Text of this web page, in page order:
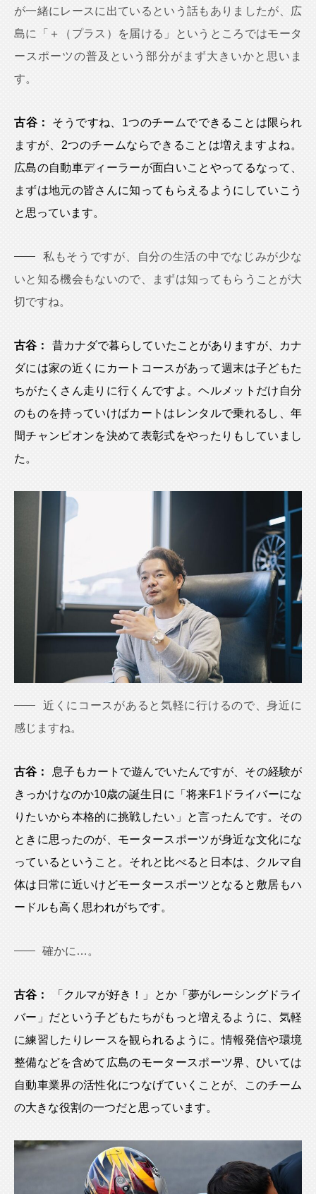
が一緒にレースに出ているという話もありましたが、広
島に「＋（プラス）を届ける」というところではモータ
ースポーツの普及という部分がまず大きいかと思いま
す。
古谷：
そうですね、1つのチームでできることは限られ
ますが、2つのチームならできることは増えますよね。
広島の自動車ディーラーが面白いことやってるなって、
まずは地元の皆さんに知ってもらえるようにしていこう
と思っています。
私もそうですが、自分の生活の中でなじみが少な
いと知る機会もないので、まずは知ってもらうことが大
切ですね。
古谷：
昔カナダで暮らしていたことがありますが、カナ
ダには家の近くにカートコースがあって週末は子どもた
ちがたくさん走りに行くんですよ。ヘルメットだけ自分
のものを持っていけばカートはレンタルで乗れるし、年
間チャンピオンを決めて表彰式をやったりもしていまし
た。
近くにコースがあると気軽に行けるので、身近に
感じますね。
古谷：
息子もカートで遊んでいたんですが、その経験が
きっかけなのか10歳の誕生日に「将来F1ドライバーにな
りたいから本格的に挑戦したい」と言ったんです。その
ときに思ったのが、モータースポーツが身近な文化にな
っているということ。それと比べると日本は、クルマ自
体は日常に近いけどモータースポーツとなると敷居もハ
ードルも高く思われがちです。
確かに…。
古谷：
「クルマが好き！」とか「夢がレーシングドライ
バー」だという子どもたちがもっと増えるように、気軽
に練習したりレースを観られるように。情報発信や環境
整備などを含めて広島のモータースポーツ界、ひいては
自動車業界の活性化につなげていくことが、このチーム
の大きな役割の一つだと思っています。